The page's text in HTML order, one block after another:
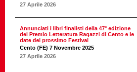
27 Aprile 2026
Annunciati i libri finalisti della 47° edizione
del Premio Letteratura Ragazzi di Cento e le
date del prossimo Festival
Cento (FE) 7 Novembre 2025
27 Aprile 2026